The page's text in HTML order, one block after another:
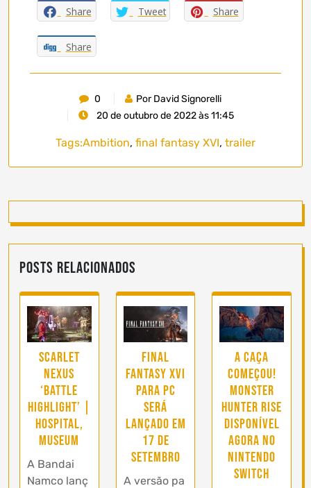
Share Tweet Share
Share
0
Por David Signorelli
20 de outubro de 2022 às 11:45
Tags:Ambition, final fantasy XVI, trailer
Posts Relacionados
Scarlet
Nexus
‘Battle
Highlight’ |
Hospital,
Museum
A Bandai
Namco lanç
Final
Fantasy XVI
para PC
será
lançado em
17 de
setembro
A versão pa
A caça
começou!
Monster
Hunter Rise
disponível
agora no
Nintendo
Switch